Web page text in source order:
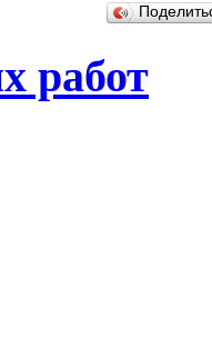
работ